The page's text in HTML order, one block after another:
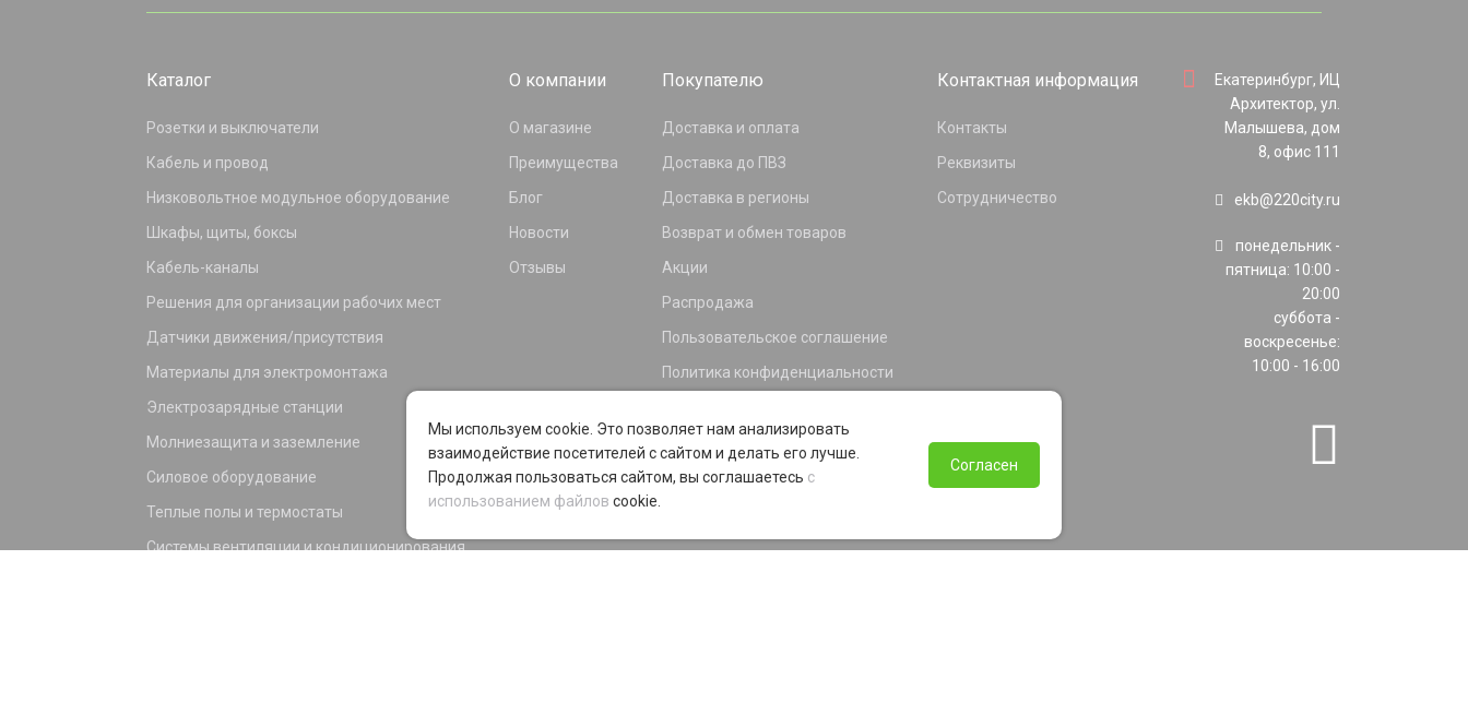
Каталог
Розетки и выключатели
Кабель и провод
Низковольтное модульное оборудование
Шкафы, щиты, боксы
Кабель-каналы
Решения для организации рабочих мест
Датчики движения/присутствия
Материалы для электромонтажа
Электрозарядные станции
Молниезащита и заземление
Силовое оборудование
Теплые полы и термостаты
Системы вентиляции и кондиционирования
О компании
О магазине
Преимущества
Блог
Новости
Отзывы
Покупателю
Доставка и оплата
Доставка до ПВЗ
Доставка в регионы
Возврат и обмен товаров
Акции
Распродажа
Пользовательское соглашение
Политика конфиденциальности
Программа лояльности
Контактная информация
Контакты
Реквизиты
Сотрудничество
Екатеринбург, ИЦ
Архитектор, ул.
Малышева, дом
8, офис 111
ekb@220city.ru
понедельник -
пятница: 10:00 -
20:00
суббота -
воскресенье:
10:00 - 16:00
Мы используем cookie. Это позволяет нам анализировать
взаимодействие посетителей с сайтом и делать его лучше.
Продолжая пользоваться сайтом, вы соглашаетесь с
использованием файлов cookie.
Согласен